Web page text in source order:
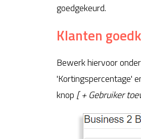
goedgekeurd.
Klanten
Bewerk hiervoor
'Kortingspercentage'
knop [ + Gebruiker